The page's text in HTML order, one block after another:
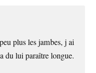
plus les jambes, j ai
du lui paraître longue.